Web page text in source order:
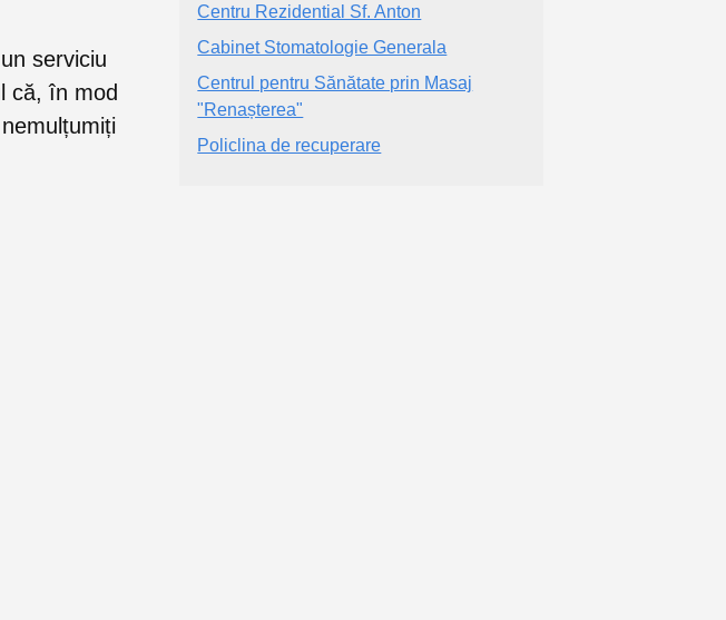
serviciu
că, în mod
Centru Rezidential Sf. Anton
Cabinet Stomatologie Generala
Centrul pentru Sănătate prin Masaj
"Renașterea"
Policlina de recuperare